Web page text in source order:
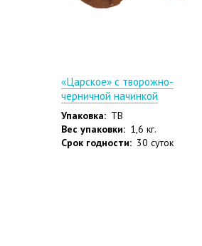
«Царское» с творожно-
черничной начинкой
Упаковка: ТВ
Вес упаковки: 1,6 кг.
Срок годности: 30 суток